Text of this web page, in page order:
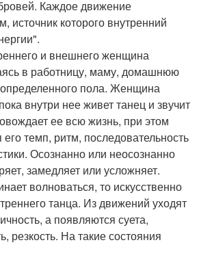
Каждое движение
которого внутренний
и внешнего женщина
в работницу, маму, домашнюю
определенного пола. Женщина
внутри нее живет танец и звучит
ее всю жизнь, при этом
темп, ритм, последовательность
Осознанно или неосознанно
замедляет или усложняет.
волноваться, то искусственно
танца. Из движений уходят
а появляются суета,
резкость. На такие состояния